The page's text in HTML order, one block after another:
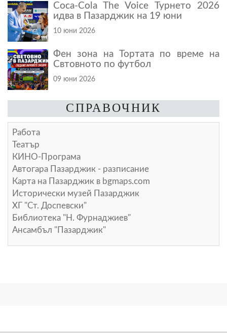
Coca-Cola The Voice Турнето 2026
идва в Пазарджик на 19 юни
10 юни 2026
Фен зона на Тортата по време на
Свтовното по футбол
09 юни 2026
СПРАВОЧНИК
Работа
Театър
КИНО-Програма
Автогара Пазарджик - разписание
Карта на Пазарджик в bgmaps.com
Исторически музей Пазарджик
ХГ "Ст. Доспевски"
Библиотека "Н. Фурнаджиев"
Ансамбъл "Пазарджик"